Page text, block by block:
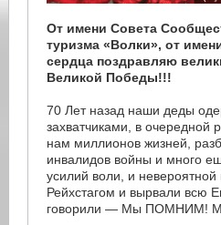
От имени Совета
туризма «Волки», от
сердца поздравляю
Великой Победы!!!
70 Лет назад наши деды
захватчиками, в очередной
нам миллионов жизней,
инвалидов войны и много
усилий воли, и
Рейхстагом и вырвали всю
говорили — Мы ПОМНИМ!